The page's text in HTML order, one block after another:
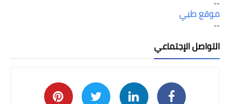
--
موقع طبي
--
التواصل الإجتماعي